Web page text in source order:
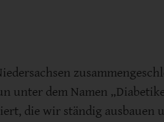
unter dem Namen
die wir ständig